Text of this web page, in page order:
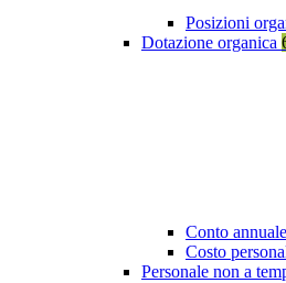
Posizioni
Dotazione organica
Conto
Costo
Personale non a